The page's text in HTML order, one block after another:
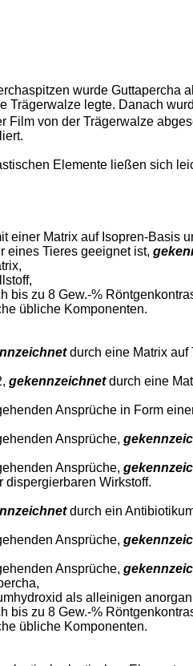
wurde Guttapercha
Trägerwalze legte. Danach
Film von der Trägerwalze
Elemente ließen sich
einer Matrix auf Isopren-Basis
eines Tieres geeignet ist,
bis zu 8 Gew.-%
übliche Komponenten.
durch eine Matrix auf
gekennzeichnetdurch eine
Ansprüche in Form
Ansprüche,
Ansprüche,
Wirkstoff.
durch ein
Ansprüche,
Ansprüche,
als alleinigen
bis zu 8 Gew.-%
übliche Komponenten.